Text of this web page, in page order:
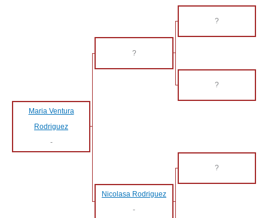
?
?
?
Maria Ventura
Rodriguez
-
?
Nicolasa Rodriguez
-